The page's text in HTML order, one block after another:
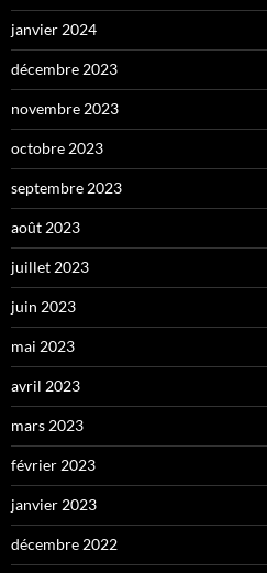
janvier 2024
décembre 2023
novembre 2023
octobre 2023
septembre 2023
août 2023
juillet 2023
juin 2023
mai 2023
avril 2023
mars 2023
février 2023
janvier 2023
décembre 2022